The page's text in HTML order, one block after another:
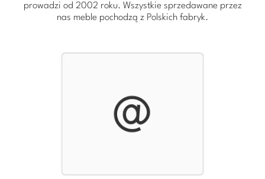
prowadzi od 2002 roku. Wszystkie sprzedawane przez
nas meble pochodzą z Polskich fabryk.